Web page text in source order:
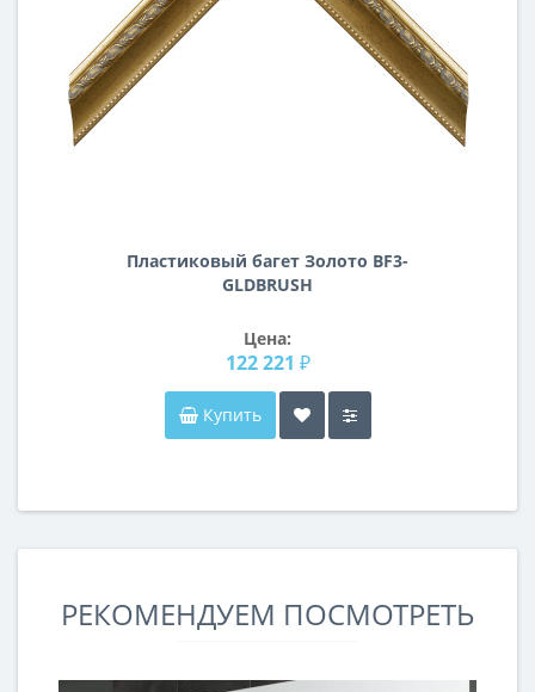
Пластиковый багет Золото BF3-
GLDBRUSH
Цена:
122 221 ₽
Купить
РЕКОМЕНДУЕМ ПОСМОТРЕТЬ